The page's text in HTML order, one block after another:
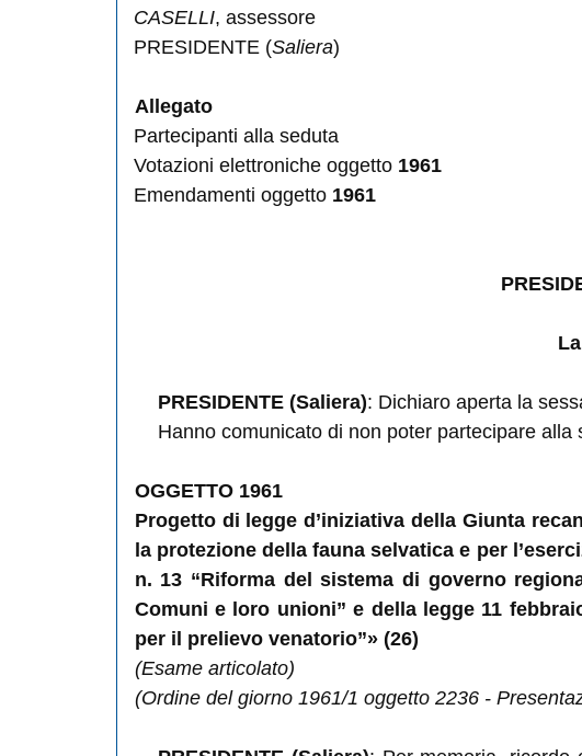
CASELLI, assessore
PRESIDENTE (Saliera)
Allegato
Partecipanti alla seduta
Votazioni elettroniche oggetto 1961
Emendamenti oggetto 1961
PRESIDENTE (Saliera): Dichiaro aperta la
Hanno comunicato di non poter partecipare
OGGETTO 1961
Progetto di legge d’iniziativa della Giunta
la protezione della fauna selvatica e per
n. 13 “Riforma del sistema di governo
Comuni e loro unioni” e della legge 11
per il prelievo venatorio”» (26)
(Esame articolato)
(Ordine del giorno 1961/1 oggetto 2236 -